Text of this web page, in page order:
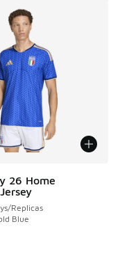
26 Home
Replicas
Blue